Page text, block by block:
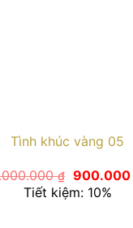
Tình khúc vàng 05
₫ Giá
gốc
là:
900.000
Tiết kiệm: 10%